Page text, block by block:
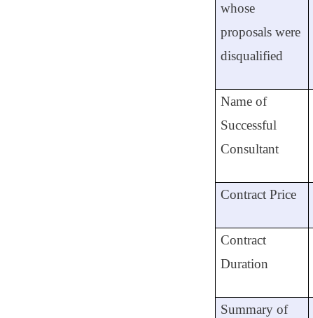
whose
proposals were
disqualified
Name of
Successful
Consultant
Contract Price
Contract
Duration
Summary of